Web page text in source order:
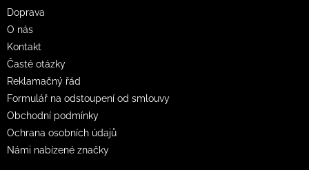
Doprava
O nás
Kontakt
Časté otázky
Reklamačný řád
Formulář na odstoupení od smlouvy
Obchodní podmínky
Ochrana osobních údajů
Námi nabízené značky